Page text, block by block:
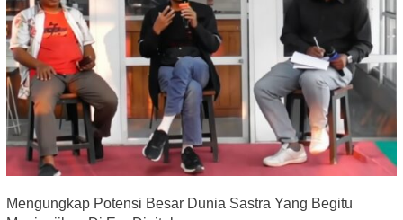
Mengungkap Potensi Besar Dunia Sastra Yang Begitu